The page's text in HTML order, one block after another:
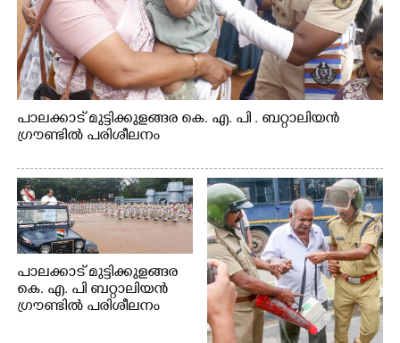
പാലക്കാട് മുട്ടിക്കുളങ്ങര കെ. എ. പി . ബറ്റാലിയൻ
ഗ്രൗണ്ടിൽ പരിശീലനം
പാലക്കാട് മുട്ടിക്കുളങ്ങര
കെ. എ. പി ബറ്റാലിയൻ
ഗ്രൗണ്ടിൽ പരിശീലനം